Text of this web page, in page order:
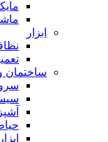
ابزار
ساختمان